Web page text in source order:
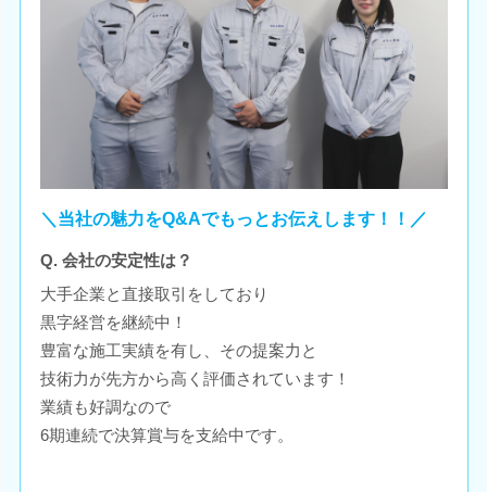
＼当社の魅力をQ&Aでもっとお伝えします！！／
Q. 会社の安定性は？
大手企業と直接取引をしており
黒字経営を継続中！
豊富な施工実績を有し、その提案力と
技術力が先方から高く評価されています！
業績も好調なので
6期連続で決算賞与を支給中です。